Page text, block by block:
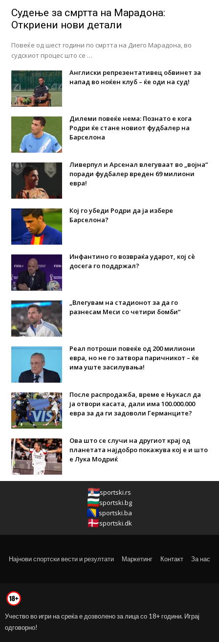
Судење за смртта на Марадона:
Откриени нови детали
Повеќе од шест години по смртта на Диего Марадона, во
судскиот процес што се …
Англиски репрезентативец обвинет за
напад во ноќен клуб – ќе оди на суд!
Дилеми повеќе нема: Познато е кога
Родри ќе стане новиот фудбалер на
Барселона
Ливерпул и Арсенал влегуваат во „војна“
поради фудбалер вреден 69 милиони
евра!
Кој го убеди Родри да ја избере
Барселона?
Инфантино го возвраќа ударот, кој сè
досега го поддржал?
„Влегувам на стадионот за да го
разнесам Меси со четири бомби“
Реал потроши повеќе од 200 милиони
евра, но не го затвора паричникот – ќе
има уште засилувања!
После распродажба, време е Њукасл да
ја отвори касата, дали има 100.000.000
евра за да ги задоволи Германците?
Ова што се случи на другиот крај од
планетата најдобро покажува кој е и што
е Лука Модриќ
sportski.rs
sportski.bg
sportski.ba
sportski.dk
Најнови спортски вести и резултати Маркетинг Контакт За нас
Учество во игри на среќа е дозволено за лица со 18+ години. Играј
одговорно!